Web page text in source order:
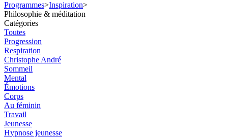
Programmes>Inspiration>
Philosophie & méditation
Catégories
Toutes
Progression
Respiration
Christophe André
Sommeil
Mental
Émotions
Corps
Au féminin
Travail
Jeunesse
Hypnose jeunesse